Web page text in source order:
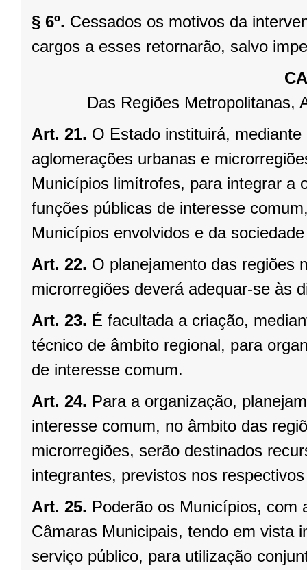
§ 6º. Cessados os motivos da
cargos a esses retornarão, salvo
Das Regiões Metropolitanas,
Art. 21. O Estado instituirá,
aglomerações urbanas e
Municípios limítrofes, para integrar a
funções públicas de interesse
Municípios envolvidos e da
Art. 22. O planejamento das regiões
microrregiões deverá adequar-se às
Art. 23. É facultada a criação,
técnico de âmbito regional, para
de interesse comum.
Art. 24. Para a organização,
interesse comum, no âmbito das
microrregiões, serão destinados
integrantes, previstos nos
Art. 25. Poderão os Municípios, com
Câmaras Municipais, tendo em vista
serviço público, para utilização